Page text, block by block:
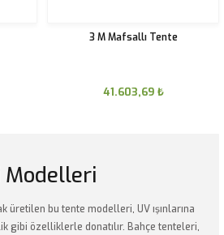
3 M Mafsallı Tente
41.603,69 ₺
Modelleri
üretilen bu tente modelleri, UV ışınlarına
gibi özelliklerle donatılır. Bahçe tenteleri,